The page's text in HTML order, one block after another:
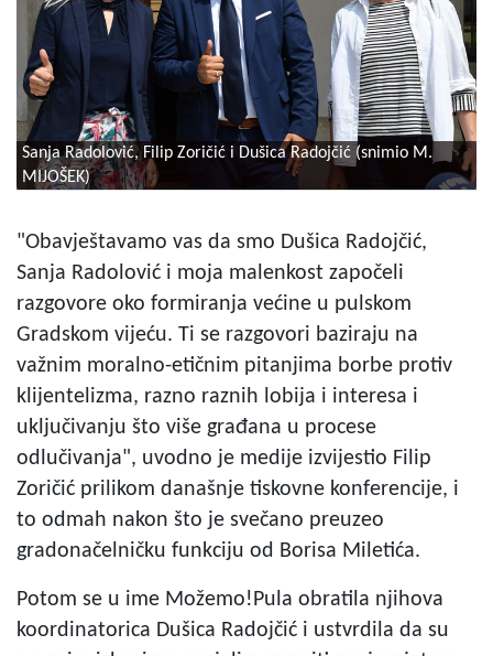
Sanja Radolović, Filip Zoričić i Dušica Radojčić (snimio M.
MIJOŠEK)
"Obavještavamo vas da smo Dušica Radojčić,
Sanja Radolović i moja malenkost započeli
razgovore oko formiranja većine u pulskom
Gradskom vijeću. Ti se razgovori baziraju na
važnim moralno-etičnim pitanjima borbe protiv
klijentelizma, razno raznih lobija i interesa i
uključivanju što više građana u procese
odlučivanja", uvodno je medije izvijestio Filip
Zoričić prilikom današnje tiskovne konferencije, i
to odmah nakon što je svečano preuzeo
gradonačelničku funkciju od Borisa Miletića.
Potom se u ime Možemo!Pula obratila njihova
koordinatorica Dušica Radojčić i ustvrdila da su